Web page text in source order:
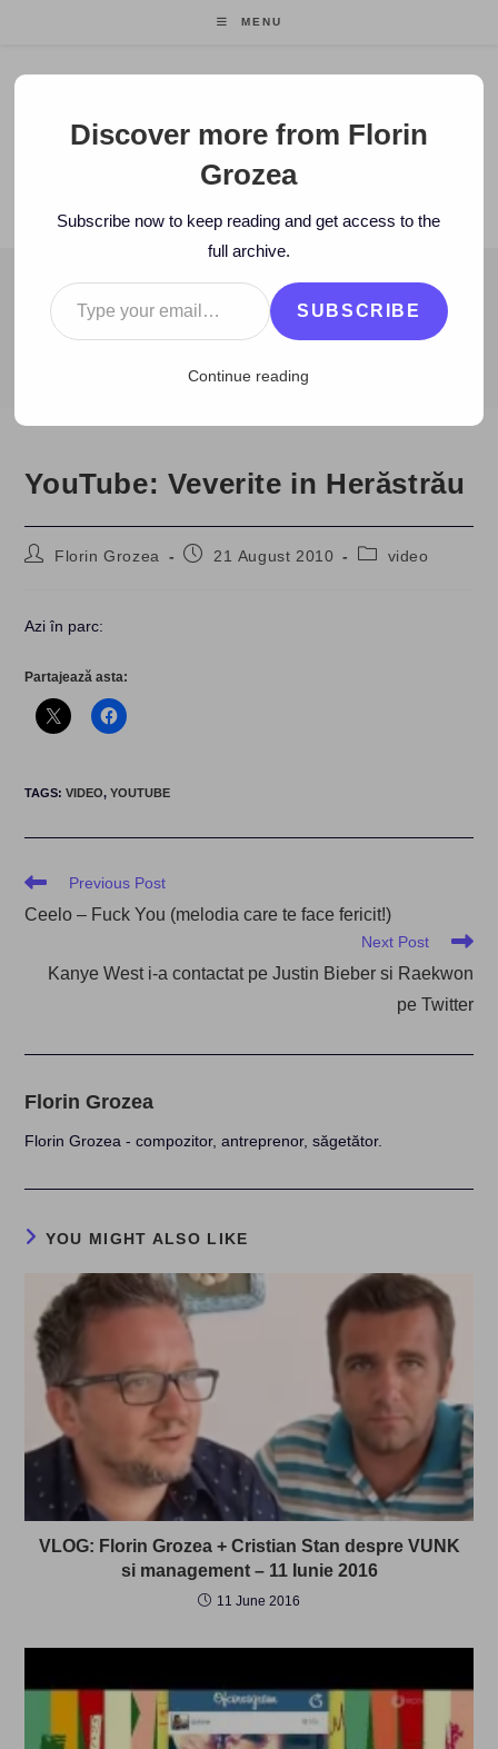
MENU
Florin Grozea
ENTREPRENEUR. FOUNDER/CEO MOCAPP.
BLOG
2010 > August > 21 > video YouTube: Veverite in Herăstrău
YouTube: Veverite in Herăstrău
PostFlorin Grozea
Post21 August 2010
Postvideo
Azi în parc:
Partajează asta:
TAGS:VIDEO, YOUTUBE
Read
articles
Previous Post
Ceelo – Fuck You (melodia care te face fericit!)
Next Post
Kanye West i-a contactat pe Justin Bieber si Raekwon
pe Twitter
Florin Grozea
Florin Grozea - compozitor, antreprenor, săgetător.
YOU MIGHT ALSO LIKE
VLOG: Florin Grozea + Cristian Stan despre VUNK
si management – 11 Iunie 2016
11 June 2016
Discover more from Florin
Grozea
Subscribe now to keep reading and get access to the
full archive.
Type your email…
SUBSCRIBE
Continue reading